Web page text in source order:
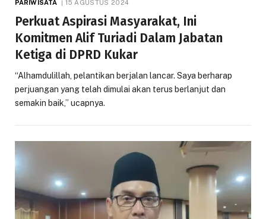
PARIWISATA 15 AGUSTUS 2024
Perkuat Aspirasi Masyarakat, Ini
Komitmen Alif Turiadi Dalam Jabatan
Ketiga di DPRD Kukar
“Alhamdulillah, pelantikan berjalan lancar. Saya berharap
perjuangan yang telah dimulai akan terus berlanjut dan
semakin baik,” ucapnya.